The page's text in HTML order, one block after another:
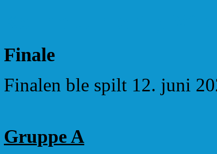
Finale
Finalen ble spilt 12. juni
Gruppe A